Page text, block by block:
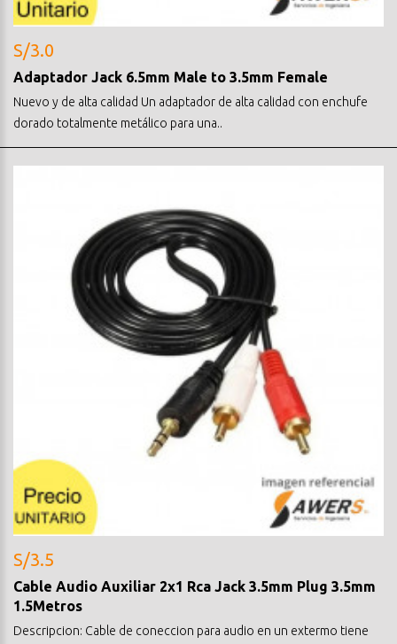
S/3.0
Adaptador Jack 6.5mm Male to 3.5mm Female
Nuevo y de alta calidad Un adaptador de alta calidad con enchufe
dorado totalmente metálico para una..
S/3.5
Cable Audio Auxiliar 2x1 Rca Jack 3.5mm Plug 3.5mm
1.5Metros
Descripcion: Cable de coneccion para audio en un extermo tiene